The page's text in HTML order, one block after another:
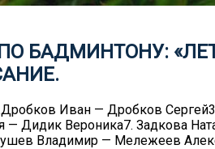
БАДМИНТОНУ:
Иван — Дробков
Дидик Вероника7. Задкова
Владимир — Мележеев